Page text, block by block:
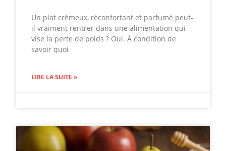
Un plat crémeux, réconfortant et parfumé peut-
il vraiment rentrer dans une alimentation qui
vise la perte de poids ? Oui. À condition de
savoir quoi
LIRE LA SUITE »